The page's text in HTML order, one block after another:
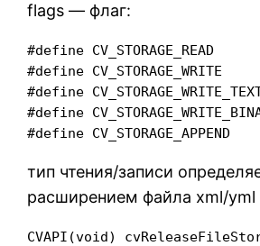
flags — флаг:
#define
#define
#define
#define
#define
тип чтения/записи
расширением файла xml/yml
CVAPI(void)